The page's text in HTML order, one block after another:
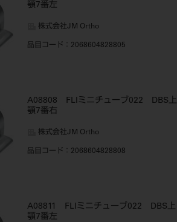
顎7番左
株式会社JM Ortho
品目コード ：2068604828805
A08808 FLIミニチューブ022 DBS上
顎7番右
株式会社JM Ortho
品目コード ：2068604828808
A08811 FLIミニチューブ022 DBS上
顎7番左